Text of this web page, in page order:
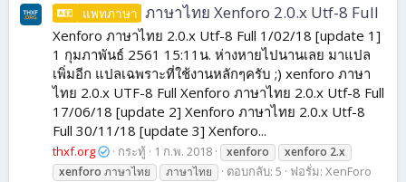
แพทภาษา ภาษาไทย Xenforo 2.0.x Utf-8 Full
Xenforo ภาษาไทย 2.0.x Utf-8 Full 1/02/18 [update 1]
1 กุมภาพันธ์ 2561 15:11น. ห่างหายไปนานเลย มาแปล
เพิ่มอีก แปลเฉพราะที่ใช้งานหลักๆครับ ;) xenforo ภาษา
ไทย 2.0.x UTF-8 Full Xenforo ภาษาไทย 2.0.x Utf-8 Full
17/06/18 [update 2] Xenforo ภาษาไทย 2.0.x Utf-8
Full 30/11/18 [update 3] Xenforo...
thxf.org กระทู้ 1 ก.พ. 2018 xenforo xenforo 2.x
xenforo ภาษาไทย ภาษาไทย ตอบกลับ: 5 ฟอรั่ม: XenForo